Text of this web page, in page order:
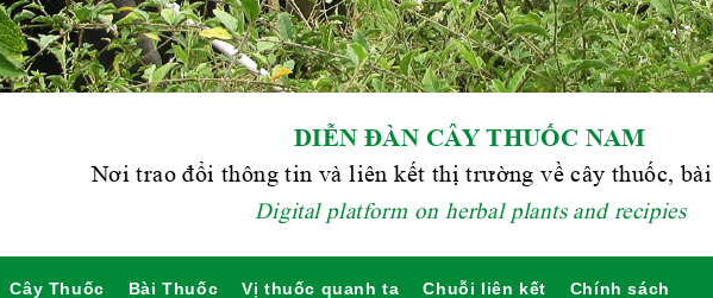
DIỄN ĐÀN CÂY THUỐC NAM
Nơi trao đổi thông tin và liên kết thị trường về cây thuốc,
Digital platform on herbal plants and recipies
Cây Thuốc Bài Thuốc Vị thuốc quanh ta Chuỗi liên kết Chính sách